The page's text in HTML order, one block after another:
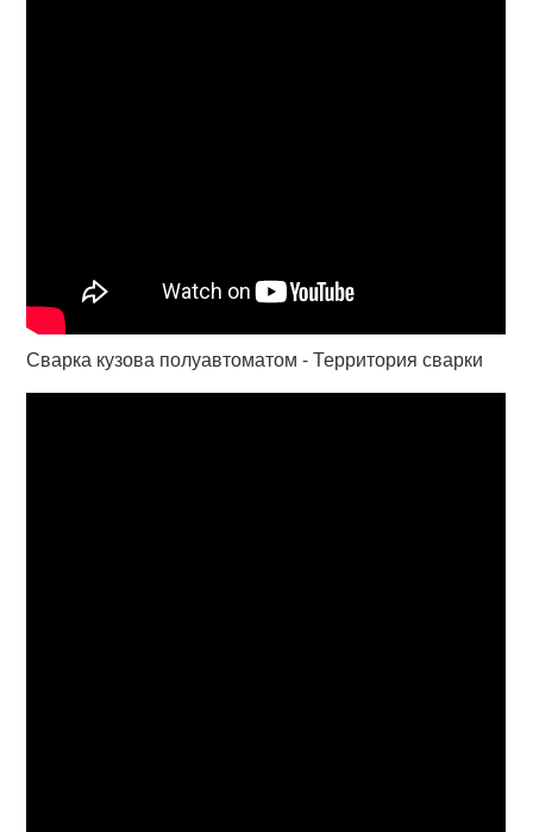
Сварка кузова полуавтоматом - Территория сварки